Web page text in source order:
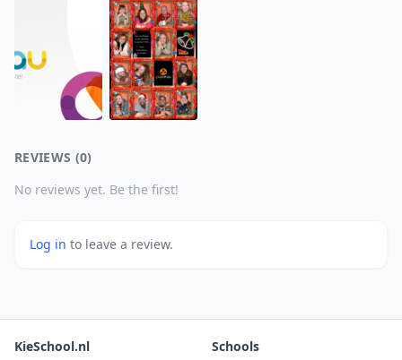
REVIEWS (0)
No reviews yet. Be the first!
Log in to leave a review.
KieSchool.nl
Schools